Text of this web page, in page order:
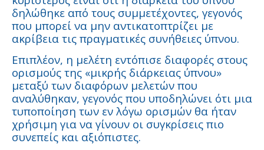
δηλώθηκε από τους συμμετέχοντες, γεγονός
που μπορεί να μην αντικατοπτρίζει με
ακρίβεια τις πραγματικές συνήθειες ύπνου.
Επιπλέον, η μελέτη εντόπισε διαφορές στους
ορισμούς της «μικρής διάρκειας ύπνου»
μεταξύ των διαφόρων μελετών που
αναλύθηκαν, γεγονός που υποδηλώνει ότι μια
τυποποίηση των εν λόγω ορισμών θα ήταν
χρήσιμη για να γίνουν οι συγκρίσεις πιο
συνεπείς και αξιόπιστες.